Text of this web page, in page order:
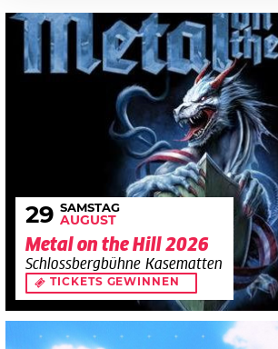
29 SAMSTAG
AUGUST
Metal on the Hill 2026
Schlossbergbühne Kasematten
TICKETS GEWINNEN